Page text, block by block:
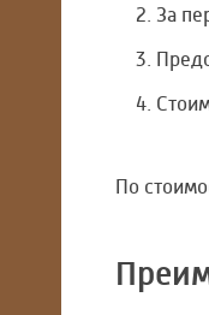
За
По